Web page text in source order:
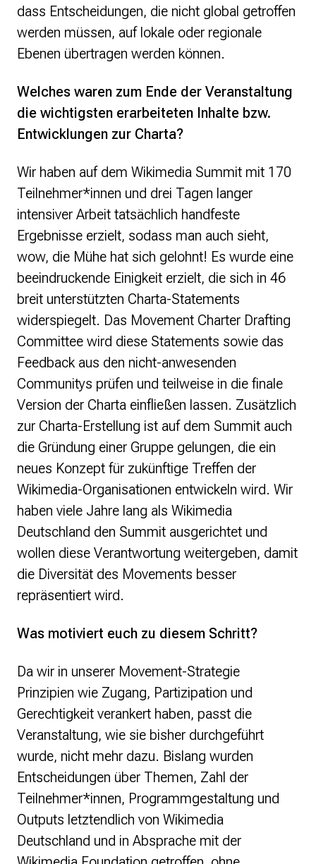
dass Entscheidungen, die nicht global getroffen
werden müssen, auf lokale oder regionale
Ebenen übertragen werden können.
Welches waren zum Ende der Veranstaltung
die wichtigsten erarbeiteten Inhalte bzw.
Entwicklungen zur Charta?
Wir haben auf dem Wikimedia Summit mit 170
Teilnehmer*innen und drei Tagen langer
intensiver Arbeit tatsächlich handfeste
Ergebnisse erzielt, sodass man auch sieht,
wow, die Mühe hat sich gelohnt! Es wurde eine
beeindruckende Einigkeit erzielt, die sich in 46
breit unterstützten Charta-Statements
widerspiegelt. Das Movement Charter Drafting
Committee wird diese Statements sowie das
Feedback aus den nicht-anwesenden
Communitys prüfen und teilweise in die finale
Version der Charta einfließen lassen. Zusätzlich
zur Charta-Erstellung ist auf dem Summit auch
die Gründung einer Gruppe gelungen, die ein
neues Konzept für zukünftige Treffen der
Wikimedia-Organisationen entwickeln wird. Wir
haben viele Jahre lang als Wikimedia
Deutschland den Summit ausgerichtet und
wollen diese Verantwortung weitergeben, damit
die Diversität des Movements besser
repräsentiert wird.
Was motiviert euch zu diesem Schritt?
Da wir in unserer Movement-Strategie
Prinzipien wie Zugang, Partizipation und
Gerechtigkeit verankert haben, passt die
Veranstaltung, wie sie bisher durchgeführt
wurde, nicht mehr dazu. Bislang wurden
Entscheidungen über Themen, Zahl der
Teilnehmer*innen, Programmgestaltung und
Outputs letztendlich von Wikimedia
Deutschland und in Absprache mit der